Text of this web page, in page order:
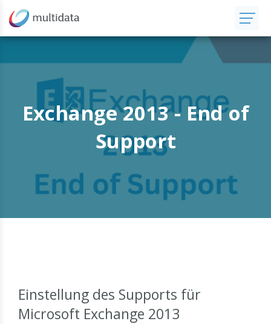
Exchange 2013 - End of
Support
Einstellung des Supports für
Microsoft Exchange 2013